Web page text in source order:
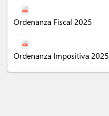
Ordenanza Fiscal 2025
Ordenanza Impositiva 2025